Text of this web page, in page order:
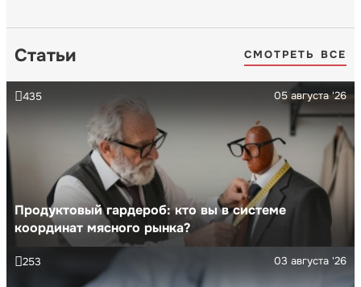
Статьи СМОТРЕТЬ ВСЕ
Продуктовый гардероб: кто вы в системе
координат мясного рынка?
05 августа '26
435
03 августа '26
253